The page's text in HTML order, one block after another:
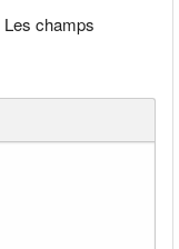
Les champs